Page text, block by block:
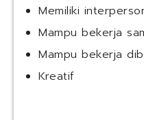
Memiliki
Mampu bekerja
Mampu bekerja
Kreatif